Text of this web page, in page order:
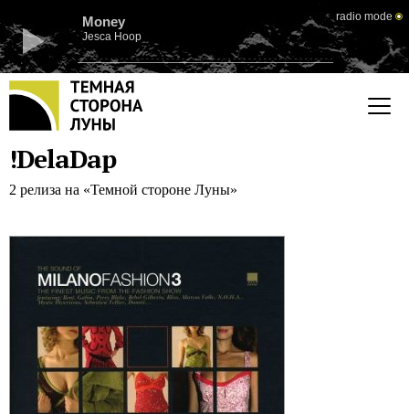
Money
Jesca Hoop
radio mode
!DelaDap
2 релиза на «Темной стороне Луны»